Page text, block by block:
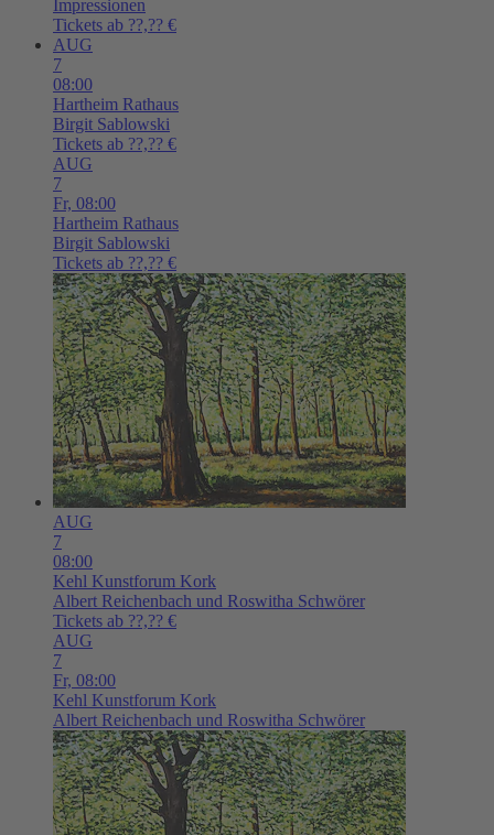
Impressionen
Tickets ab ??,?? €
AUG
7
08:00
Hartheim Rathaus
Birgit Sablowski
Tickets ab ??,?? €
AUG
7
Fr, 08:00
Hartheim Rathaus
Birgit Sablowski
Tickets ab ??,?? €
AUG
7
08:00
Kehl Kunstforum Kork
Albert Reichenbach und Roswitha Schwörer
Tickets ab ??,?? €
AUG
7
Fr, 08:00
Kehl Kunstforum Kork
Albert Reichenbach und Roswitha Schwörer